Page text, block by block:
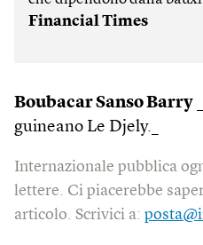
Financial Times
Boubacar Sanso Barry
guineano Le Djely._
Internazionale pubblica
lettere. Ci piacerebbe
articolo. Scrivici a: